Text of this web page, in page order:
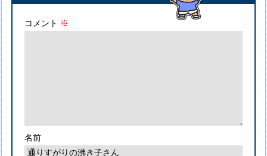
コメント ※
名前